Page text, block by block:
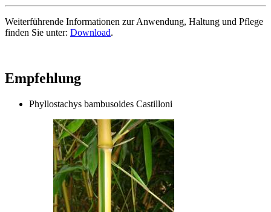
Weiterführende Informationen zur Anwendung, Haltung und Pflege
finden Sie unter: Download.
Empfehlung
Phyllostachys bambusoides Castilloni